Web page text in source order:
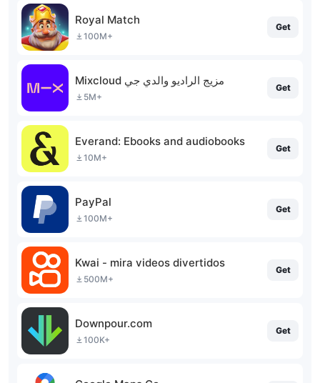
Royal Match
100M+
Get
Mixcloud مزيج الراديو والدي جي
5M+
Get
Everand: Ebooks and audiobooks
10M+
Get
PayPal
100M+
Get
Kwai - mira videos divertidos
500M+
Get
Downpour.com
100K+
Get